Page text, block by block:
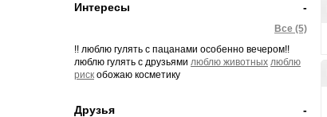
-
Интересы
Все (5)
!! люблю гулять с пацанами особенно вечером!!
люблю гулять с друзьями люблю животных люблю
риск обожаю косметику
-
Друзья